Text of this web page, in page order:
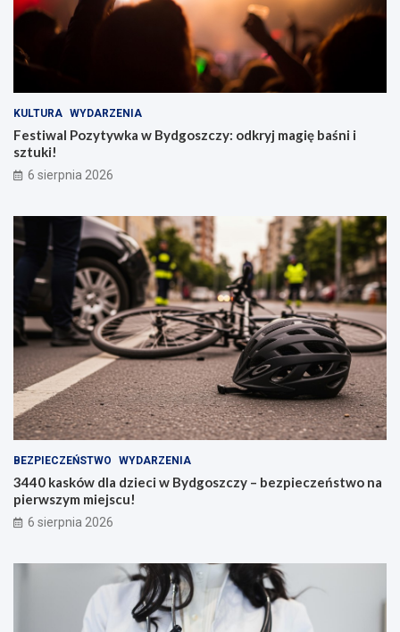
KULTURA WYDARZENIA
Festiwal Pozytywka w Bydgoszczy: odkryj magię baśni i
sztuki!
6 sierpnia 2026
BEZPIECZEŃSTWO WYDARZENIA
3440 kasków dla dzieci w Bydgoszczy – bezpieczeństwo na
pierwszym miejscu!
6 sierpnia 2026